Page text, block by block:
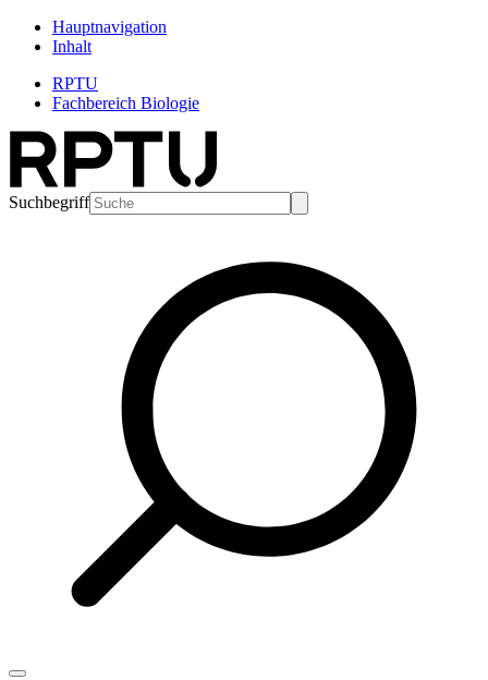
Hauptnavigation
Inhalt
RPTU
Fachbereich Biologie
Suchbegriff